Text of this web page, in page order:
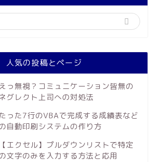
人気の投稿とページ
えっ無視？コミュニケーション皆無の
グレクト上司への対処法
った7行のVBAで完成する成績表など
自動印刷システムの作り方
【エクセル】プルダウンリストで特定
文字のみを入力する方法と応用